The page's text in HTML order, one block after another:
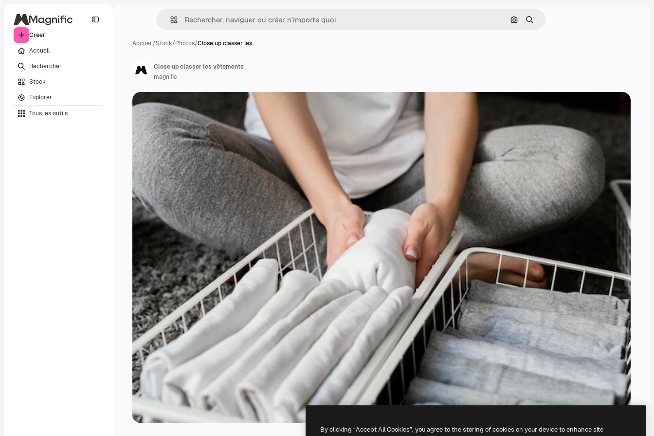
Créer
Accueil
Rechercher
Stock
Explorer
Tous les outils
Rechercher par image
Rechercher
Accueil/Stock/Photos/Close up classer les…
Close up classer les vêtements
magnific
By clicking “Accept All Cookies”, you agree to the storing of cookies on your device to enhance site